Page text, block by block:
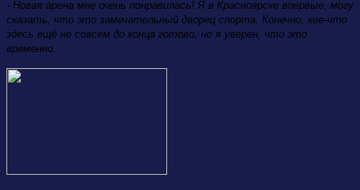
- Новая арена мне очень понравилась! Я в Красноярске впервые, могу
сказать, что это замечательный дворец спорта. Конечно, кое-что
здесь ещё не совсем до конца готово, но я уверен, что это
временно.